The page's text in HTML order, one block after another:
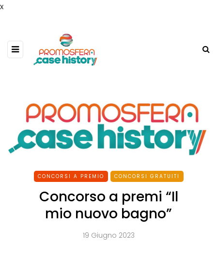
x
CONCORSI A PREMIO CONCORSI GRATUITI
Concorso a premi “Il
mio nuovo bagno”
19 Giugno 2023